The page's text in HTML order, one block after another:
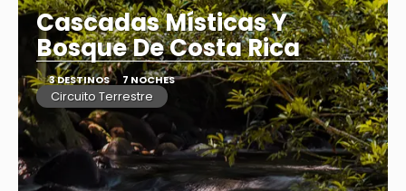
Cascadas Místicas Y
Bosque De Costa Rica
3 DESTINOS 7 NOCHES
Circuito Terrestre